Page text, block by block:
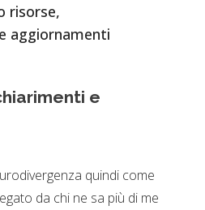
risorse,
aggiornamenti
e
quindi come
da chi ne sa più di me